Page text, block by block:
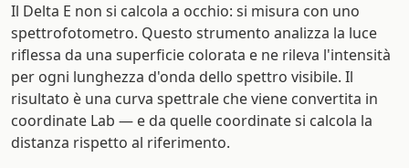
Il Delta E non si calcola a occhio: si misura con uno
spettrofotometro. Questo strumento analizza la luce
riflessa da una superficie colorata e ne rileva l'intensità
per ogni lunghezza d'onda dello spettro visibile. Il
risultato è una curva spettrale che viene convertita in
coordinate Lab — e da quelle coordinate si calcola la
distanza rispetto al riferimento.